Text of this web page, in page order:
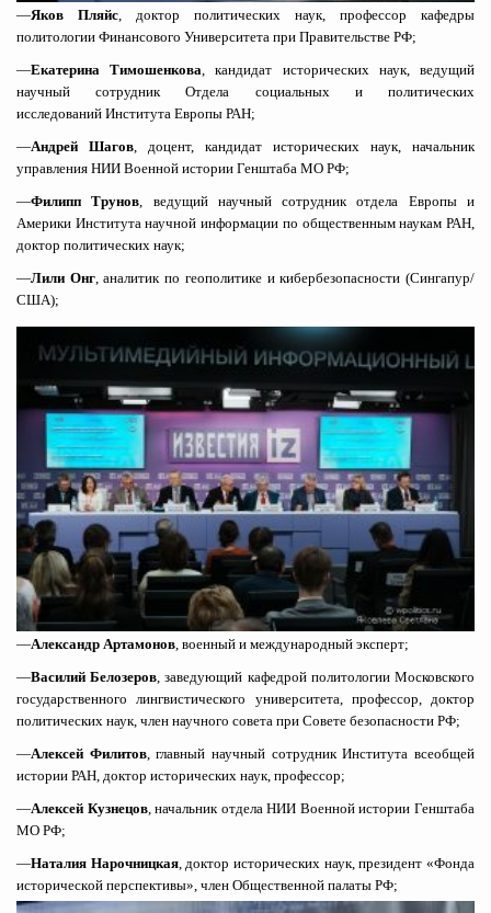
—Яков Пляйс , доктор политических наук, профессор кафедры
политологии Финансового Университета при Правительстве РФ;
—Екатерина Тимошенкова , кандидат исторических наук, ведущий
научный сотрудник Отдела социальных и политических
исследований Института Европы РАН;
—Андрей Шагов , доцент, кандидат исторических наук, начальник
управления НИИ Военной истории Генштаба МО РФ;
—Филипп Трунов , ведущий научный сотрудник отдела Европы и
Америки Института научной информации по общественным наукам РАН,
доктор политических наук;
—Лили Онг, аналитик по геополитике и кибербезопасности (Сингапур/
США);
—Александр Артамонов, военный и международный эксперт;
—Василий Белозеров, заведующий кафедрой политологии Московского
государственного лингвистического университета, профессор, доктор
политических наук, член научного совета при Совете безопасности РФ;
—Алексей Филитов, главный научный сотрудник Института всеобщей
истории РАН, доктор исторических наук, профессор;
—Алексей Кузнецов, начальник отдела НИИ Военной истории Генштаба
МО РФ;
—Наталия Нарочницкая, доктор исторических наук, президент «Фонда
исторической перспективы», член Общественной палаты РФ;